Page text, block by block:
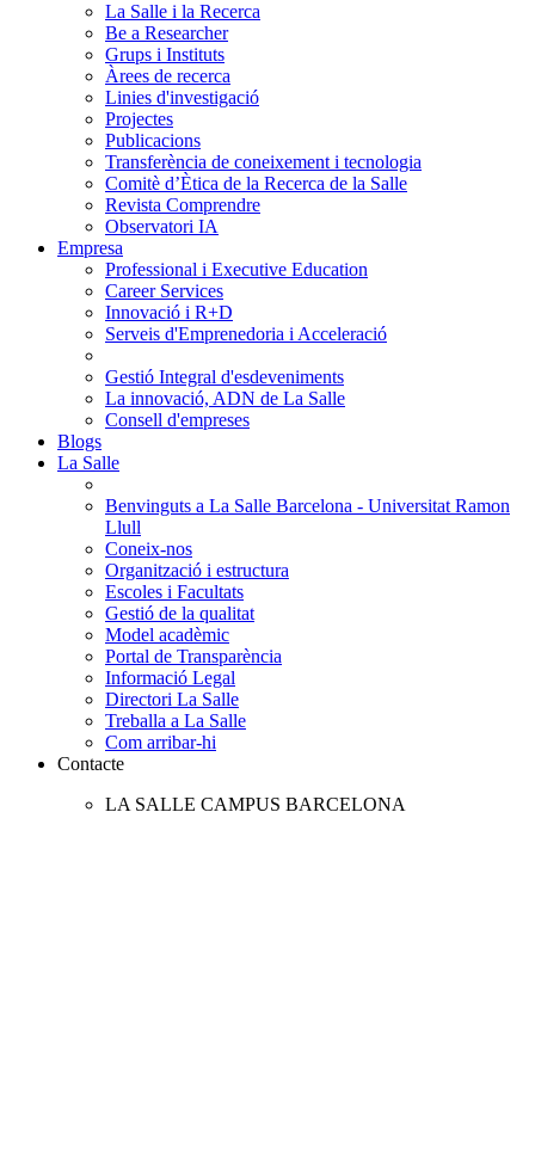
La Salle i la Recerca
Be a Researcher
Grups i Instituts
Àrees de recerca
Linies d'investigació
Projectes
Publicacions
Transferència de coneixement i tecnologia
Comitè d’Ètica de la Recerca de la Salle
Revista Comprendre
Observatori IA
Empresa
Professional i Executive Education
Career Services
Innovació i R+D
Serveis d'Emprenedoria i Acceleració
Gestió Integral d'esdeveniments
La innovació, ADN de La Salle
Consell d'empreses
Blogs
La Salle
Benvinguts a La Salle Barcelona - Universitat Ramon
Llull
Coneix-nos
Organització i estructura
Escoles i Facultats
Gestió de la qualitat
Model acadèmic
Portal de Transparència
Informació Legal
Directori La Salle
Treballa a La Salle
Com arribar-hi
Contacte
LA SALLE CAMPUS BARCELONA